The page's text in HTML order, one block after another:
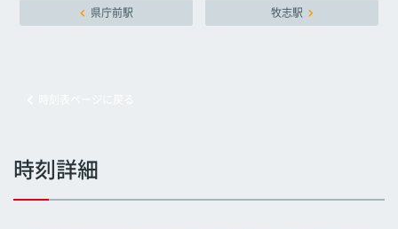
県庁前駅
県庁前駅
県庁前駅
県庁前駅 牧志駅
時刻詳細